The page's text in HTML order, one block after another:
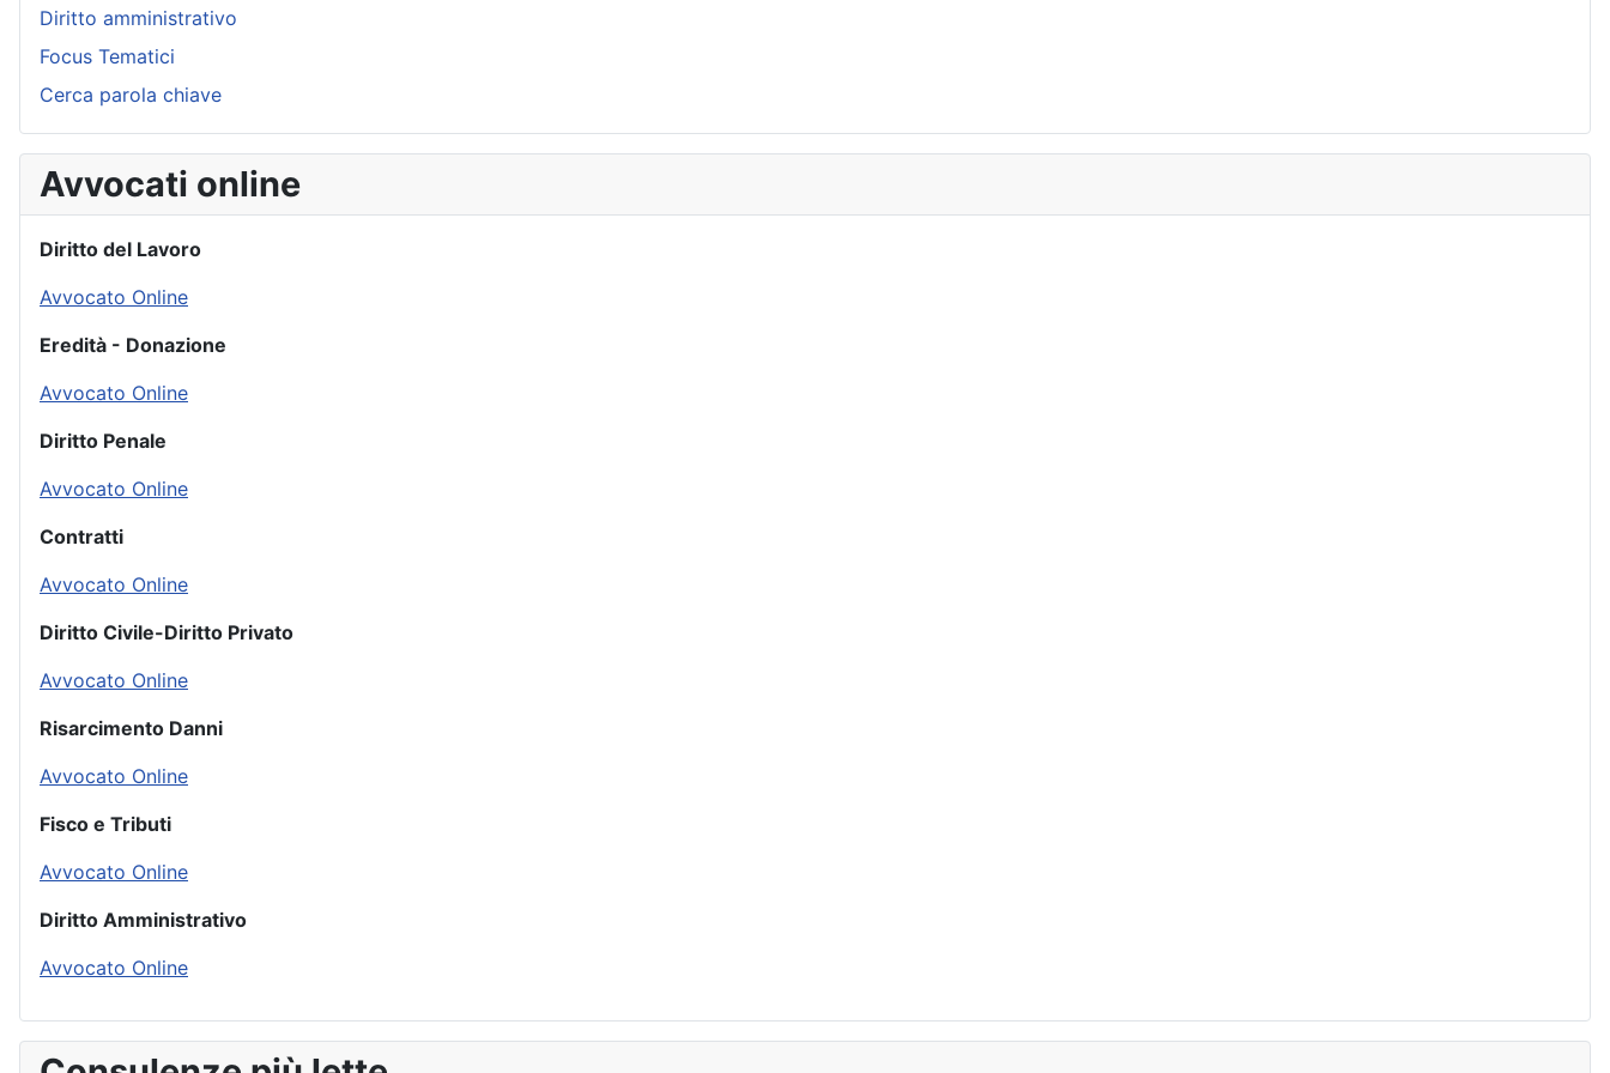
Diritto amministrativo
Focus Tematici
Cerca parola chiave
Avvocati online
Diritto del Lavoro
Avvocato Online
Eredità - Donazione
Avvocato Online
Diritto Penale
Avvocato Online
Contratti
Avvocato Online
Diritto Civile-Diritto Privato
Avvocato Online
Risarcimento Danni
Avvocato Online
Fisco e Tributi
Avvocato Online
Diritto Amministrativo
Avvocato Online